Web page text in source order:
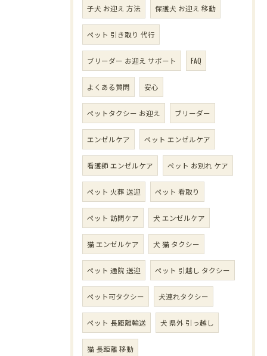
子犬 お迎え 方法 保護犬 お迎え 移動
ペット 引き取り 代行
ブリーダー お迎え サポート FAQ
よくある質問 安心
ペットタクシー お迎え ブリーダー
エンゼルケア ペット エンゼルケア
看護師 エンゼルケア ペット お別れ ケア
ペット 火葬 送迎 ペット 看取り
ペット 訪問ケア 犬 エンゼルケア
猫 エンゼルケア 犬 猫 タクシー
ペット 通院 送迎 ペット 引越し タクシー
ペット可タクシー 犬連れタクシー
ペット 長距離輸送 犬 県外 引っ越し
猫 長距離 移動